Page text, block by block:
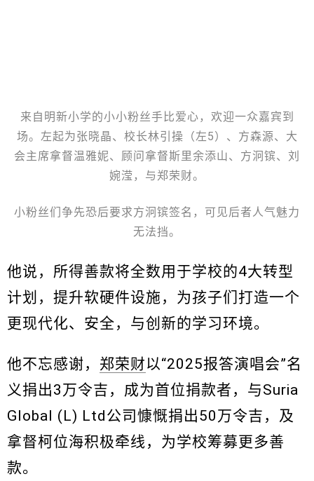
来自明新小学的小小粉丝手比爱心，欢迎一众嘉宾到
场。左起为张晓晶、校长林引操（左5）、方森源、大
会主席拿督温雅妮、顾问拿督斯里余添山、方泂镔、刘
婉滢，与郑荣财。
小粉丝们争先恐后要求方泂镔签名，可见后者人气魅力
无法挡。
他说，所得善款将全数用于学校的4大转型
计划，提升软硬件设施，为孩子们打造一个
更现代化、安全，与创新的学习环境。
他不忘感谢， 郑荣财以“2025报答演唱会”名
义捐出3万令吉，成为首位捐款者，与Suria
Global (L) Ltd公司慷慨捐出50万令吉，及
拿督柯位海积极牵线，为学校筹募更多善
款。